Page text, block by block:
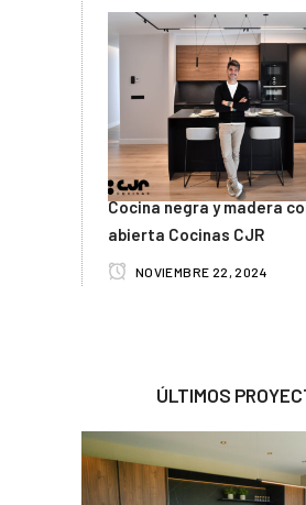
Cocina negra y madera
abierta Cocinas CJR
NOVIEMBRE 22, 2024
ÚLTIMOS